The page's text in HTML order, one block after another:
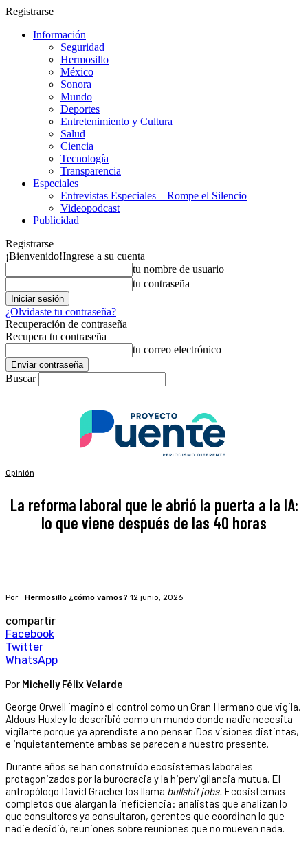
Registrarse
Información
Seguridad
Hermosillo
México
Sonora
Mundo
Deportes
Entretenimiento y Cultura
Salud
Ciencia
Tecnología
Transparencia
Especiales
Entrevistas Especiales – Rompe el Silencio
Videopodcast
Publicidad
Registrarse
¡Bienvenido!Ingrese a su cuenta
tu nombre de usuario
tu contraseña
¿Olvidaste tu contraseña?
Recuperación de contraseña
Recupera tu contraseña
tu correo electrónico
Buscar
Opinión
La reforma laboral que le abrió la puerta a la IA:
lo que viene después de las 40 horas
Por Hermosillo ¿cómo vamos? 12 junio, 2026
compartir
Facebook
Twitter
WhatsApp
Por Michelly Félix Velarde
George Orwell imaginó el control como un Gran Hermano que vigila.
Aldous Huxley lo describió como un mundo donde nadie necesita
vigilarte porque ya aprendiste a no pensar. Dos visiones distintas,
e inquietantemente ambas se parecen a nuestro presente.
Durante años se han construido ecosistemas laborales
protagonizados por la burocracia y la hipervigilancia mutua. El
antropólogo David Graeber los llama bullshit jobs. Ecosistemas
completos que alargan la ineficiencia: analistas que analizan lo
que consultores ya consultaron, gerentes que coordinan lo que
nadie decidió, reuniones sobre reuniones que no mueven nada.